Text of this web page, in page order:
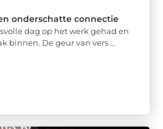
onderschatte connectie
dag op het werk gehad en
binnen. De geur van vers ...